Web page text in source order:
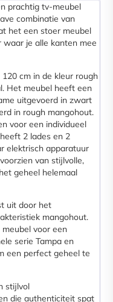
prachtig tv-meubel
combinatie van
het een stoer meubel
je alle kanten mee
cm in de kleur rough
Het meubel heeft een
uitgevoerd in zwart
in rough mangohout.
voor een individueel
2 lades en 2
elektrisch apparatuur
van stijlvolle,
geheel helemaal
uit door het
mangohout.
voor een
serie Tampa en
een perfect geheel te
stijlvol
die authenticiteit spat